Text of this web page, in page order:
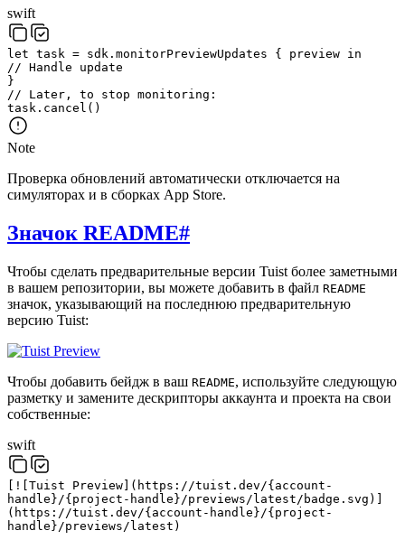
swift
let task = sdk . monitorPreviewUpdates { preview in
// Handle update
}
// Later, to stop monitoring:
task . cancel ( )
Note
Проверка обновлений автоматически отключается на
симуляторах и в сборках App Store.
Значок README#
Чтобы сделать предварительные версии Tuist более заметными
в вашем репозитории, вы можете добавить в файл README
значок, указывающий на последнюю предварительную
версию Tuist:
Чтобы добавить бейдж в ваш README, используйте следующую
разметку и замените дескрипторы аккаунта и проекта на свои
собственные:
swift
! Tuist Preview ( https : //tuist.dev/{account-
handle}/{project-handle}/previews/latest/badge.svg)]
( https://tuist.dev/{account-handle}/{project-
handle}/previews/latest )